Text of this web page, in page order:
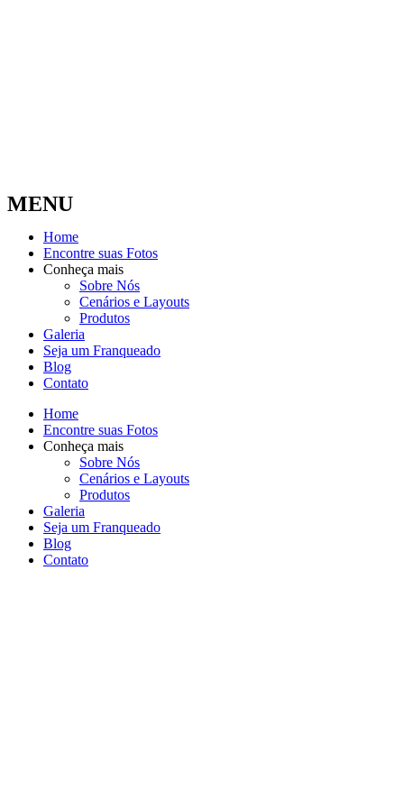
MENU
Home
Encontre suas Fotos
Conheça mais
Sobre Nós
Cenários e Layouts
Produtos
Galeria
Seja um Franqueado
Blog
Contato
Home
Encontre suas Fotos
Conheça mais
Sobre Nós
Cenários e Layouts
Produtos
Galeria
Seja um Franqueado
Blog
Contato